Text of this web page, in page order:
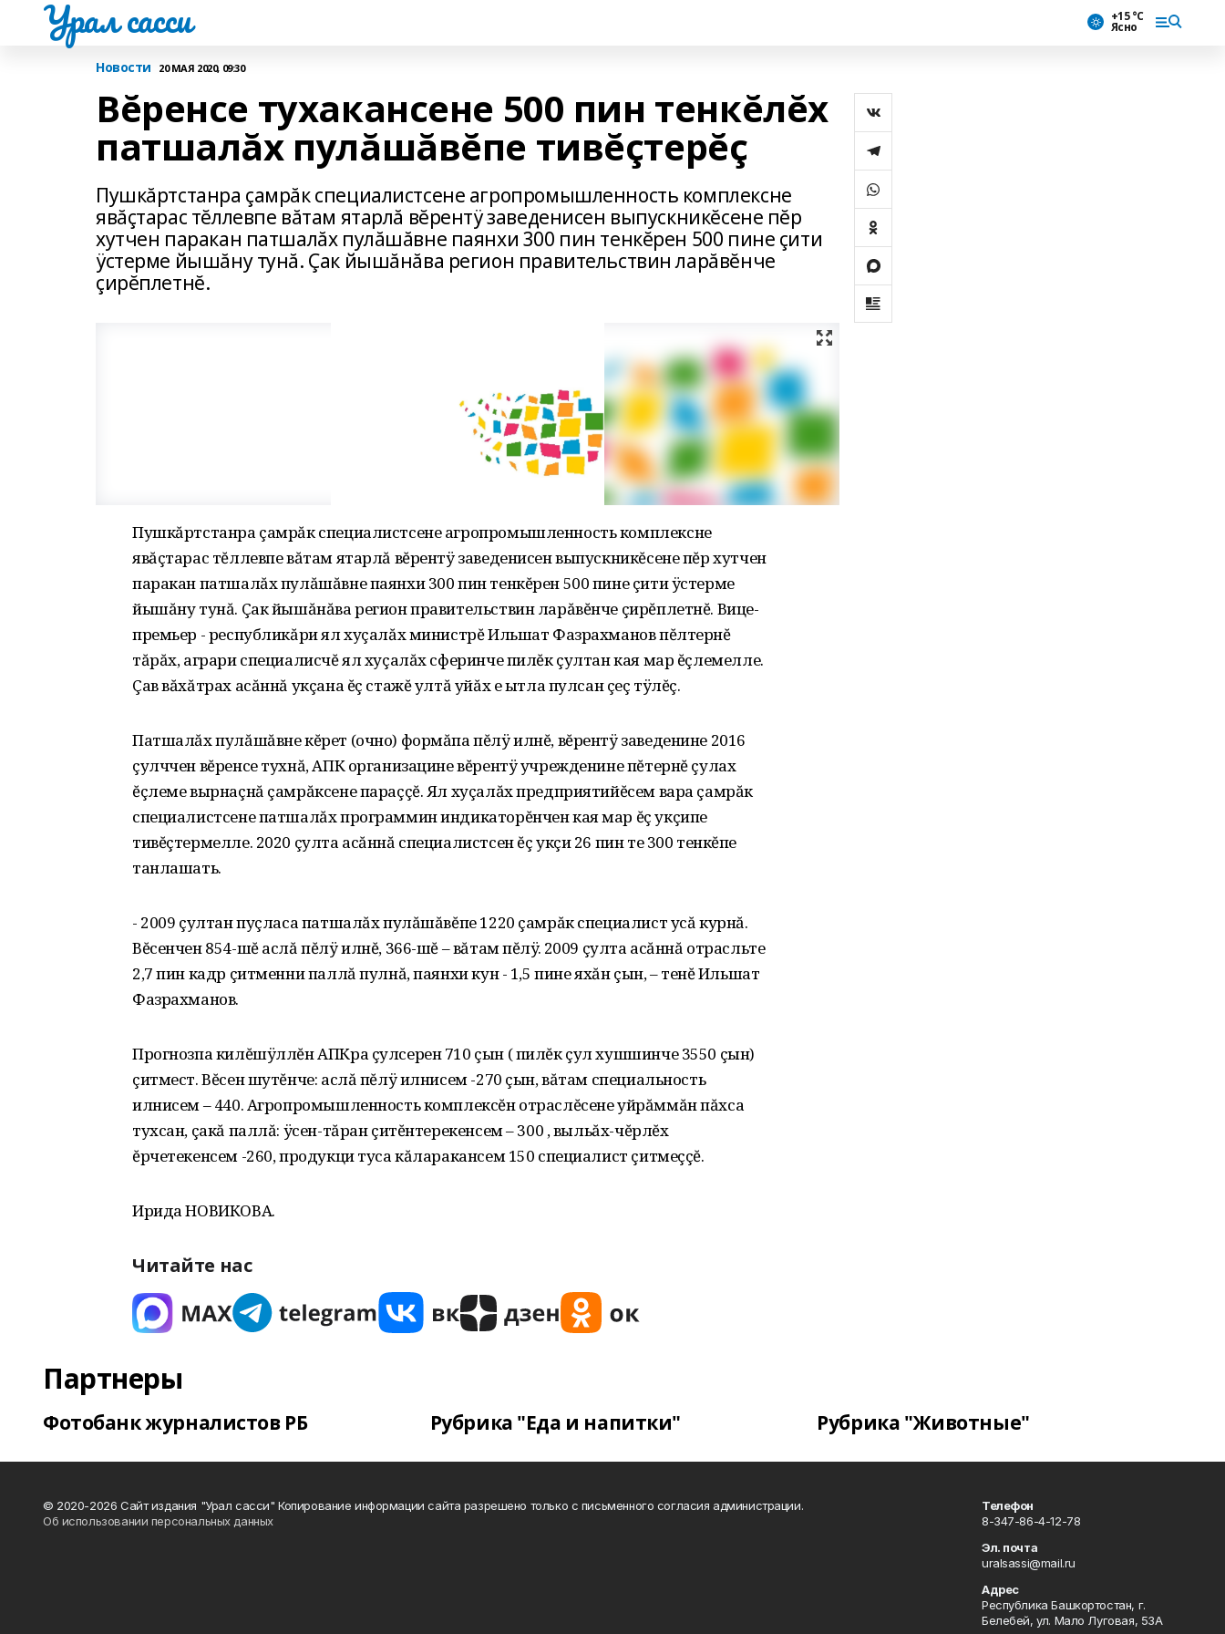
Урал сасси +15 °С
Ясно
Новости 20 МАЯ 2020, 09:30
Вĕренсе тухакансене 500 пин тенкĕлĕх
патшалăх пулăшăвĕпе тивĕçтерĕç
Пушкăртстанра çамрăк специалистсене агропромышленность комплексне
явăçтарас тĕллевпе вăтам ятарлă вĕрентÿ заведенисен выпускникĕсене пĕр
хутчен паракан патшалăх пулăшăвне паянхи 300 пин тенкĕрен 500 пине çити
ÿстерме йышăну тунă. Çак йышăнăва регион правительствин ларăвĕнче
çирĕплетнĕ.
Пушкăртстанра çамрăк специалистсене агропромышленность комплексне
явăçтарас тĕллевпе вăтам ятарлă вĕрентÿ заведенисен выпускникĕсене пĕр хутчен
паракан патшалăх пулăшăвне паянхи 300 пин тенкĕрен 500 пине çити ÿстерме
йышăну тунă. Çак йышăнăва регион правительствин ларăвĕнче çирĕплетнĕ. Вице-
премьер - республикăри ял хуçалăх министрĕ Ильшат Фазрахманов пĕлтернĕ
тăрăх‚ аграри специалисчĕ ял хуçалăх сферинче пилĕк çултан кая мар ĕçлемелле.
Çав вăхăтрах асăннă укçана ĕç стажĕ ултă уйăх е ытла пулсан çеç тÿлĕç.
Патшалăх пулăшăвне кĕрет (очно) формăпа пĕлÿ илнĕ‚ вĕрентÿ заведенине 2016
çулччен вĕренсе тухнă‚ АПК организацине вĕрентÿ учрежденине пĕтернĕ çулах
ĕçлеме вырнаçнă çамрăксене параççĕ. Ял хуçалăх предприятийĕсем вара çамрăк
специалистсене патшалăх программин индикаторĕнчен кая мар ĕç укçипе
тивĕçтермелле. 2020 çулта асăннă специалистсен ĕç укçи 26 пин те 300 тенкĕпе
танлашать.
- 2009 çултан пуçласа патшалăх пулăшăвĕпе 1220 çамрăк специалист усă курнă.
Вĕсенчен 854-шĕ аслă пĕлÿ илнĕ‚ 366-шĕ – вăтам пĕлÿ. 2009 çулта асăннă отрасльте
2‚7 пин кадр çитменни паллă пулнă‚ паянхи кун - 1‚5 пине яхăн çын‚ – тенĕ Ильшат
Фазрахманов.
Прогнозпа килĕшÿллĕн АПКра çулсерен 710 çын ( пилĕк çул хушшинче 3550 çын)
çитмест. Вĕсен шутĕнче: аслă пĕлÿ илнисем -270 çын‚ вăтам специальность
илнисем – 440. Агропромышленность комплексĕн отраслĕсене уйрăммăн пăхса
тухсан‚ çакă паллă: ÿсен-тăран çитĕнтерекенсем – 300 ‚ выльăх-чĕрлĕх
ĕрчетекенсем -260‚ продукци туса кăларакансем 150 специалист çитмеççĕ.
Ирида НОВИКОВА.
Читайте нас
Партнеры
Фотобанк журналистов РБ Рубрика "Еда и напитки" Рубрика "Животные"
© 2020-2026 Сайт издания "Урал сасси" Копирование информации сайта разрешено только с письменного согласия администрации.
Об использовании персональных данных
Телефон
8-347-86-4-12-78
Эл. почта
uralsassi@mail.ru
Адрес
Республика Башкортостан, г.
Белебей, ул. Мало Луговая, 53А